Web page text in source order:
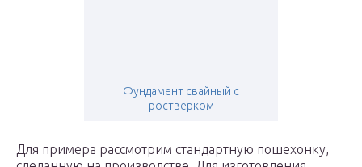
Фундамент свайный с
ростверком
Для примера рассмотрим стандартную пошехонку,